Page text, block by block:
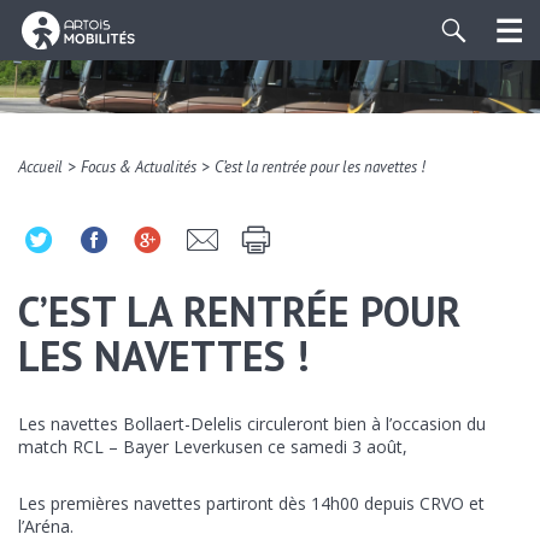
Accueil > Focus & Actualités > C’est la rentrée pour les navettes !
C’EST LA RENTRÉE POUR
LES NAVETTES !
Les navettes Bollaert-Delelis circuleront bien à l’occasion du
match RCL – Bayer Leverkusen ce samedi 3 août,
Les premières navettes partiront dès 14h00 depuis CRVO et
l’Aréna.